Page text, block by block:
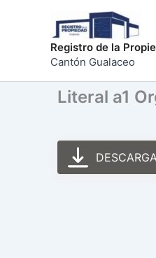
contenidoRegistro de la
Cantón Gualaceo
Literal a1